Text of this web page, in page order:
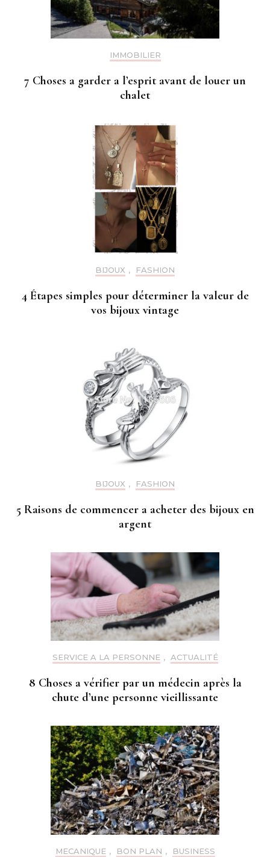
IMMOBILIER
7 Choses a garder a l’esprit avant de louer un
chalet
BIJOUX , FASHION
4 Étapes simples pour déterminer la valeur de
vos bijoux vintage
BIJOUX , FASHION
5 Raisons de commencer a acheter des bijoux en
argent
SERVICE A LA PERSONNE , ACTUALITÉ
8 Choses a vérifier par un médecin après la
chute d’une personne vieillissante
MECANIQUE , BON PLAN , BUSINESS